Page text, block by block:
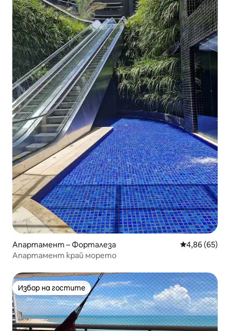
Апартамент – Форталеза Средна
4,86 (65)
Апартамент край морето
Избор на гостите
Избор на гостите